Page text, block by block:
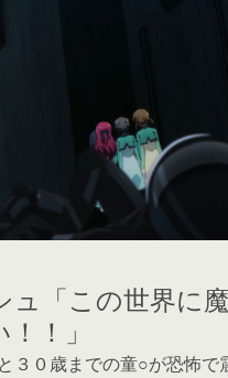
ュ「この世界に
！」
３０歳までの童○が恐怖で